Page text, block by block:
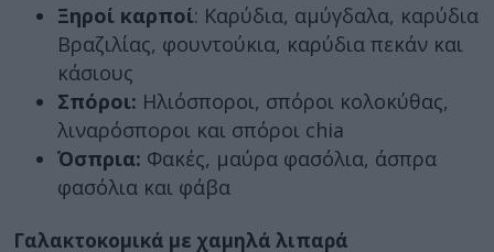
Ξηροί καρποί: Καρύδια, αμύγδαλα, καρύδια
Βραζιλίας, φουντούκια, καρύδια πεκάν και
κάσιους
Σπόροι: Ηλιόσποροι, σπόροι κολοκύθας,
λιναρόσποροι και σπόροι chia
Όσπρια: Φακές, μαύρα φασόλια, άσπρα
φασόλια και φάβα
Γαλακτοκομικά με χαμηλά λιπαρά